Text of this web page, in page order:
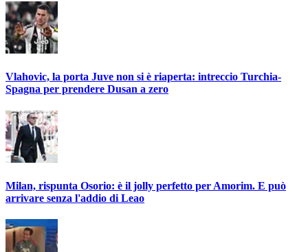
Vlahovic, la porta Juve non si è riaperta: intreccio Turchia-
Spagna per prendere Dusan a zero
Milan, rispunta Osorio: è il jolly perfetto per Amorim. E può
arrivare senza l'addio di Leao